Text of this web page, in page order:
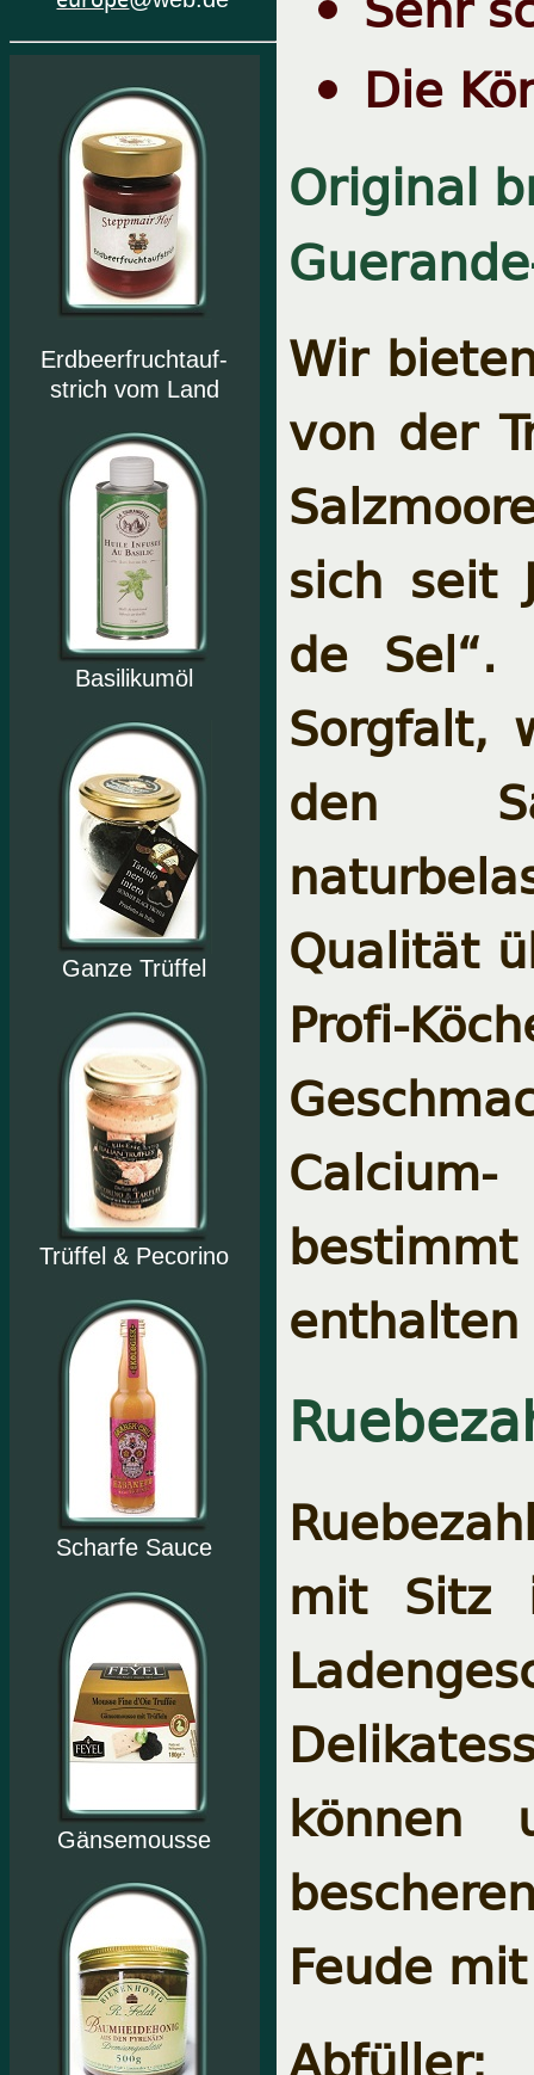
Erdbeerfruchtauf-
strich vom Land
Basilikumöl
Ganze Trüffel
Trüffel & Pecorino
Scharfe Sauce
Gänsemousse
Die
Original
Wir
von der
sich seit
de
Sorgfalt,
den
Qualität
Profi-
enthalten
mit Sitz
können
Feude